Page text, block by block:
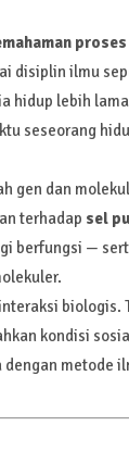
disiplin ilmu
hidup lebih
seseorang
gen dan
terhadap sel
berfungsi —
biologis.
kondisi
metode